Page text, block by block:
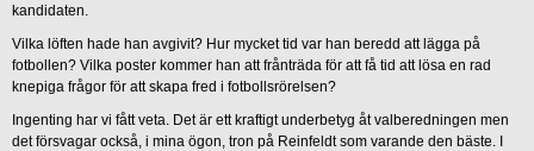
kandidaten.
Vilka löften hade han avgivit? Hur mycket tid var han beredd att lägga på
fotbollen? Vilka poster kommer han att frånträda för att få tid att lösa en rad
knepiga frågor för att skapa fred i fotbollsrörelsen?
Ingenting har vi fått veta. Det är ett kraftigt underbetyg åt valberedningen men
det försvagar också, i mina ögon, tron på Reinfeldt som varande den bäste. I